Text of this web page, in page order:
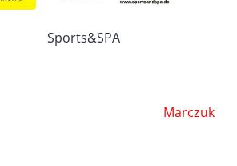
Sports&SPA
Marczuk